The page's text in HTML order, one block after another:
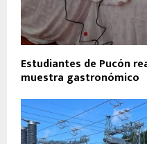
Estudiantes de Pucón
muestra gastronómico